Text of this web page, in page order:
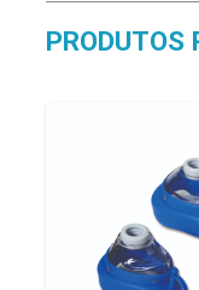
PRODUTOS